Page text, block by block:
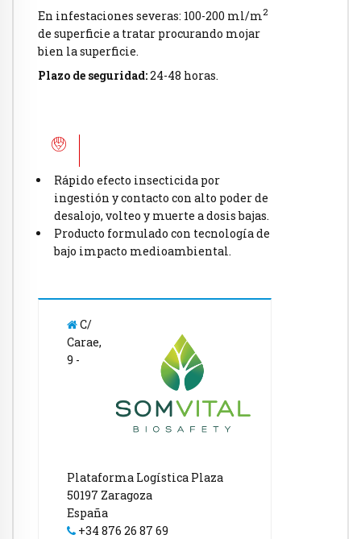
En infestaciones severas: 100-200 ml/m 2
de superficie a tratar procurando mojar
bien la superficie.
Plazo de seguridad:24-48 horas.
Rápido efecto insecticida por
ingestión y contacto con alto poder de
desalojo, volteo y muerte a dosis bajas.
Producto formulado con tecnología de
bajo impacto medioambiental.
C/
Carae,
9 -
Plataforma Logística Plaza
50197 Zaragoza
España
+34 876 26 87 69